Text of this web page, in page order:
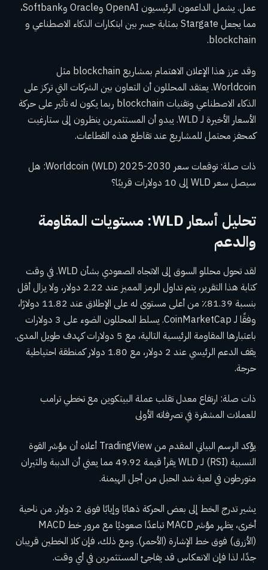
عمل. يشمل الداعمون الرئيسيون OpenAI وOracle وSoftbank،
مما يجعل Stargate بمثابة جسر بين ابتكارات الذكاء الاصطناعي و
blockchain.
وقد عزز هذا الإعلان الاهتمام بمشاريع blockchain مثل
Worldcoin. يعتقد المحللون أن التعاون بين الشركات التي تركز على
الذكاء الاصطناعي وتقنيات blockchain ربما يكون له تأثير على حركة
الأسعار الأخيرة لـ WLD. يبدو أن المستثمرين ينظرون إلى ستارغيت
كمحفز محتمل للمشاريع عند تقاطع هذه القطاعات.
ذات صلة: توقعات سعر Worldcoin (WLD) 2025-2030: هل
سيصل سعر WLD إلى 10 دولارات قريبًا؟
تحليل أسعار WLD: مستويات المقاومة
والدعم
لقد تحول محللو السوق إلى الاتجاه الصعودي بشأن WLD. في وقت
كتابة هذا التقرير، يتم تداول الرمز المميز عند 2.22 دولار، ولا يزال أقل
بنسبة 81.39٪ من أعلى مستوى له على الإطلاق عند 11.82 دولارًا،
وفقًا لـ CoinMarketCap. يسلط المحللون الضوء على 3 دولارات
باعتبارها المقاومة الرئيسية التالية، مع 5 دولارات كهدف طويل المدى.
يقف الدعم الرئيسي عند 2 دولار، مع 1.80 دولار كمنطقة احتياطية
حرجة.
ذات صلة: ارتفاع معدل تقلب عملة البيتكوين مع تخطي ترامب
للعملات المشفرة في تصرفاته الأولى
يؤكد الرسم البياني المقدم من TradingView أعلاه أن مؤشر القوة
النسبية (RSI) لـ WLD يقرأ قيمة 49.92 مما يعني أن الدببة والثيران
متورطون في لعبة شد الحبل من أجل الهيمنة.
يشير تدرج الخط إلى بعض الحركة ذهابًا وإيابًا فوق 2 دولار. من ناحية
أخرى، يظهر مؤشر MACD تباعدًا صعوديًا مع مرور خط MACD
(الأزرق) فوق خط الإشارة (الأحمر). ومع ذلك، فإن كلا الخطين قريبان
جدًا، لذا فإن الانعكاس قد يفاجئ المستثمرين في أي وقت.